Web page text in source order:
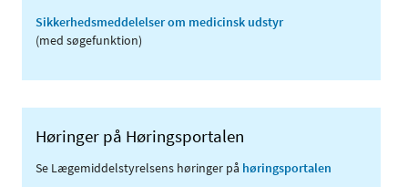
Sikkerhedsmeddelelser om medicinsk udstyr
(med søgefunktion)
Høringer på Høringsportalen
Se Lægemiddelstyrelsens høringer på høringsportalen